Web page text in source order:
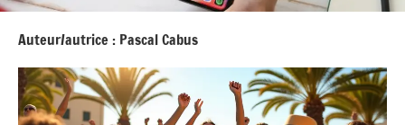
Auteur/autrice : Pascal Cabus